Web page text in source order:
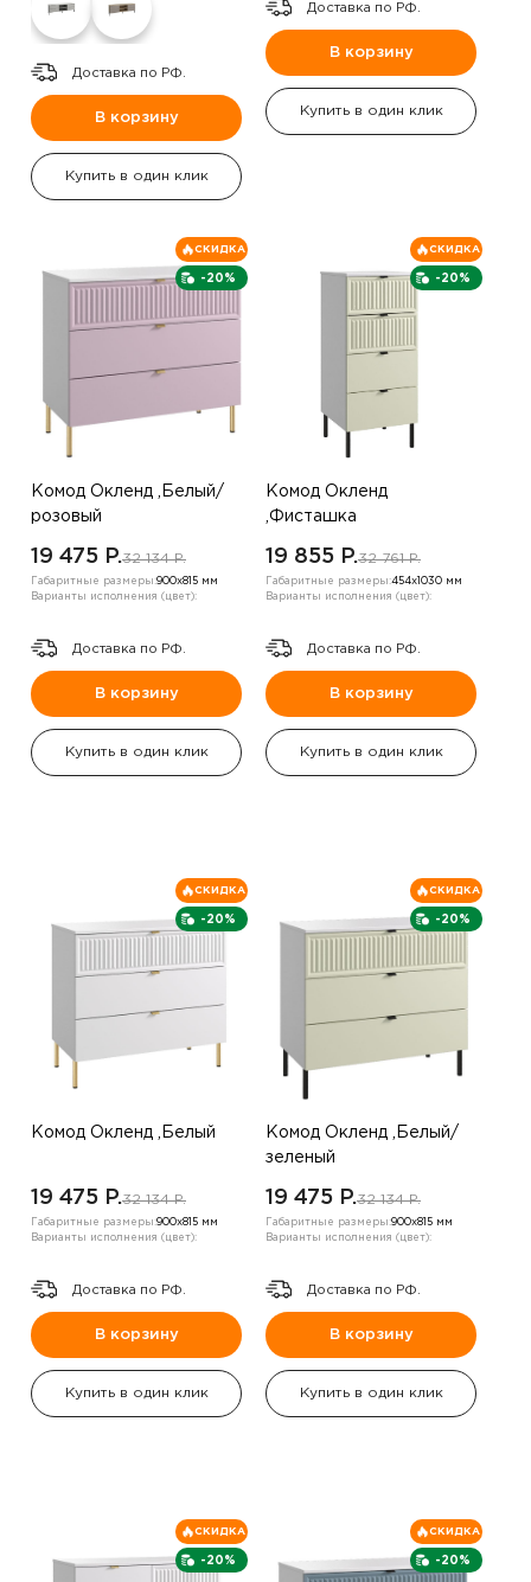
Доставка по РФ.
В корзину
Купить в один клик
Доставка по РФ.
В корзину
Купить в один клик
-20%
СКИДКА
Комод Окленд ,Белый/
розовый
19 475 P.32 134 P.
Габаритные размеры:900х815 мм
Варианты исполнения (цвет):
Доставка по РФ.
В корзину
Купить в один клик
-20%
СКИДКА
Комод Окленд
,Фисташка
19 855 P.32 761 P.
Габаритные размеры:454х1030 мм
Варианты исполнения (цвет):
Доставка по РФ.
В корзину
Купить в один клик
-20%
СКИДКА
Комод Окленд ,Белый
19 475 P.32 134 P.
Габаритные размеры:900х815 мм
Варианты исполнения (цвет):
Доставка по РФ.
В корзину
Купить в один клик
-20%
СКИДКА
Комод Окленд ,Белый/
зеленый
19 475 P.32 134 P.
Габаритные размеры:900х815 мм
Варианты исполнения (цвет):
Доставка по РФ.
В корзину
Купить в один клик
-20%
СКИДКА
-20%
СКИДКА